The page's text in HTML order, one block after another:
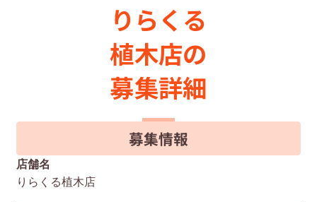
りらくる
植木店の
募集詳細
募集情報
店舗名
りらくる植木店